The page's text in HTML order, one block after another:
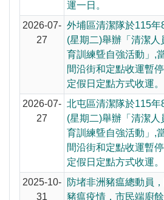
運一日。
2026-07-
27
外埔區清潔隊於115年
(星期二)舉辦「清潔人
育訓練曁自強活動」,
間沿街和定點收運暫
定假日定點方式收運。
2026-07-
27
北屯區清潔隊於115年
(星期二)舉辦「清潔人
育訓練曁自強活動」,
間沿街和定點收運暫
定假日定點方式收運。
2025-10-
31
防堵非洲豬瘟總動員
豬瘟疫情，市民端廚